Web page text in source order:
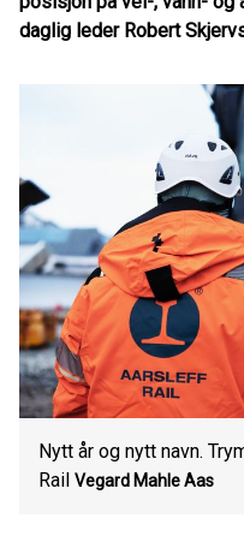
daglig leder Robert
Nytt år og nytt navn.
Rail Vegard Mahle Aas